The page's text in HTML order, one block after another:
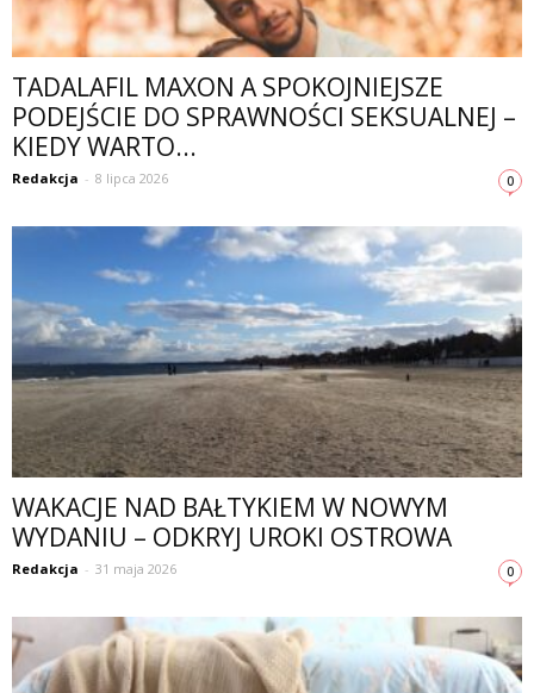
TADALAFIL MAXON A SPOKOJNIEJSZE
PODEJŚCIE DO SPRAWNOŚCI SEKSUALNEJ –
KIEDY WARTO...
Redakcja - 8 lipca 2026 0
WAKACJE NAD BAŁTYKIEM W NOWYM
WYDANIU – ODKRYJ UROKI OSTROWA
Redakcja - 31 maja 2026 0